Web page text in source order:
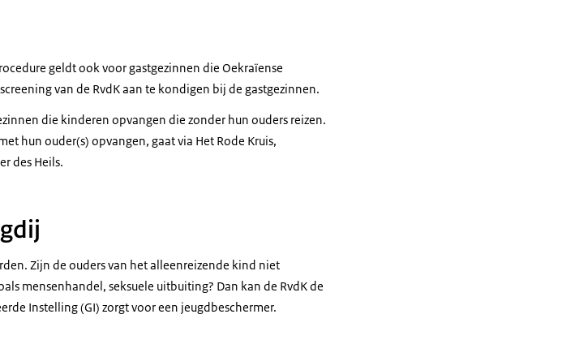
geldt ook voor gastgezinnen die Oekraïense
van de RvdK aan te kondigen bij de gastgezinnen.
die kinderen opvangen die zonder hun ouders reizen.
hun ouder(s) opvangen, gaat via Het Rode Kruis,
des Heils.
Zijn de ouders van het alleenreizende kind niet
mensenhandel, seksuele uitbuiting? Dan kan de RvdK de
Instelling (GI) zorgt voor een jeugdbeschermer.